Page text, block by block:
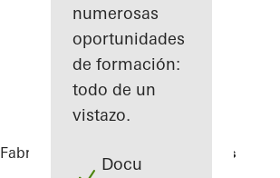
numerosas
oportunidades
de formación:
todo de un
vistazo.
Docu
Fabricantes Highlights